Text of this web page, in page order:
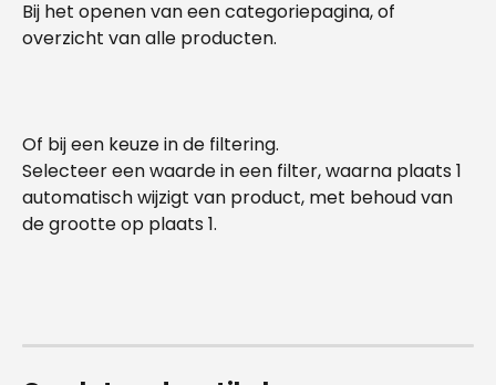
Bij het openen van een categoriepagina, of
overzicht van alle producten.
Of bij een keuze in de filtering.
Selecteer een waarde in een filter, waarna plaats 1
automatisch wijzigt van product, met behoud van
de grootte op plaats 1.